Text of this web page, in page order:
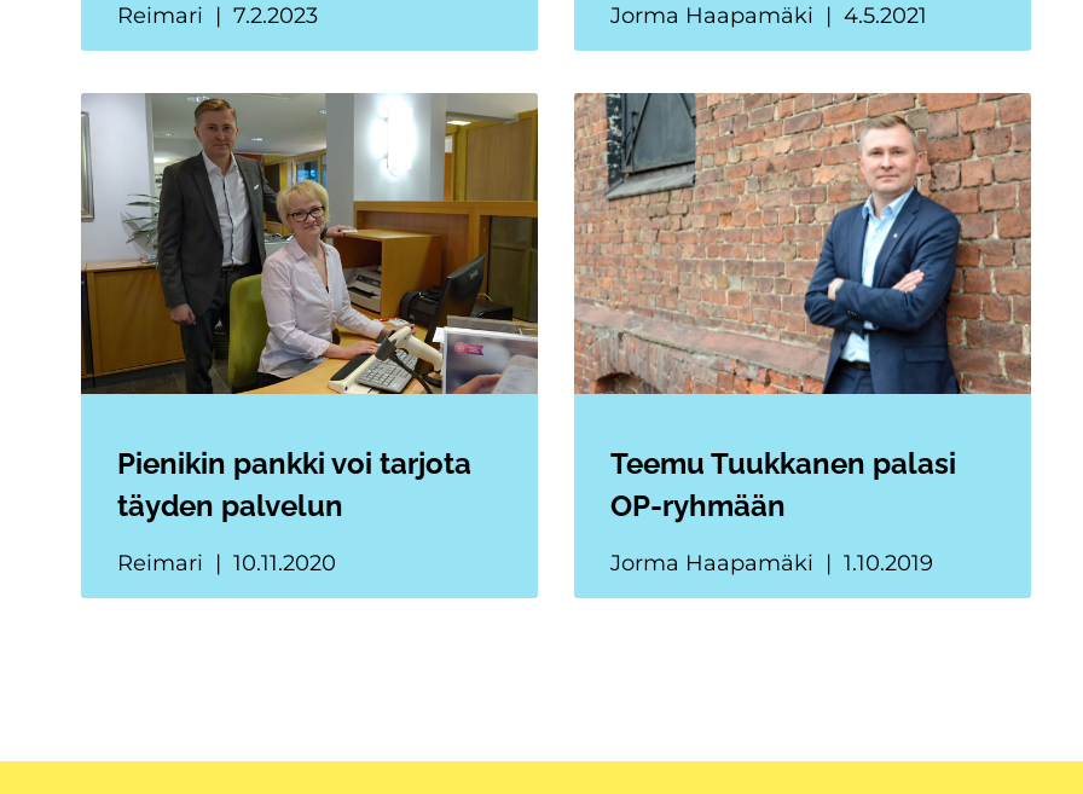
Reimari 7.2.2023 Jorma Haapamäki 4.5.2021
Pienikin pankki voi tarjota
täyden palvelun
Reimari 10.11.2020
Teemu Tuukkanen palasi
OP-ryhmään
Jorma Haapamäki 1.10.2019